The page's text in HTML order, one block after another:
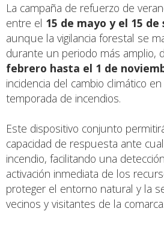
La campaña de refuerzo de
entre el 15 de mayo y el 15
aunque la vigilancia forestal se
durante un periodo más amplio,
febrero hasta el 1 de
incidencia del cambio climático
temporada de incendios.
Este dispositivo conjunto
capacidad de respuesta ante
incendio, facilitando una
activación inmediata de los
proteger el entorno natural y la
vecinos y visitantes de la comarca.